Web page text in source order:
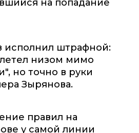
на попадание
исполнил штрафной:
низом мимо
но точно в руки
Зырянова.
правил на
у самой линии